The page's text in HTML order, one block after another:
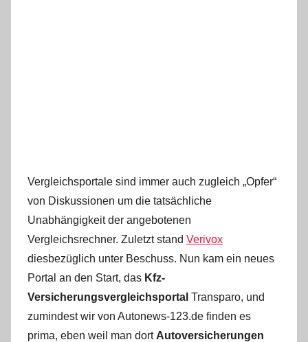
Vergleichsportale sind immer auch zugleich „Opfer“
von Diskussionen um die tatsächliche
Unabhängigkeit der angebotenen
Vergleichsrechner. Zuletzt stand Verivox
diesbezüglich unter Beschuss. Nun kam ein neues
Portal an den Start, das Kfz-
Versicherungsvergleichsportal Transparo, und
zumindest wir von Autonews-123.de finden es
prima, eben weil man dort Autoversicherungen